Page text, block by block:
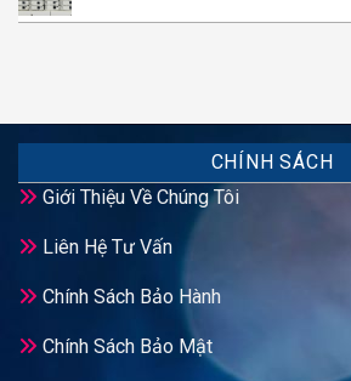
CHÍNH SÁCH
Giới Thiệu Về Chúng Tôi
Liên Hệ Tư Vấn
Chính Sách Bảo Hành
Chính Sách Bảo Mật